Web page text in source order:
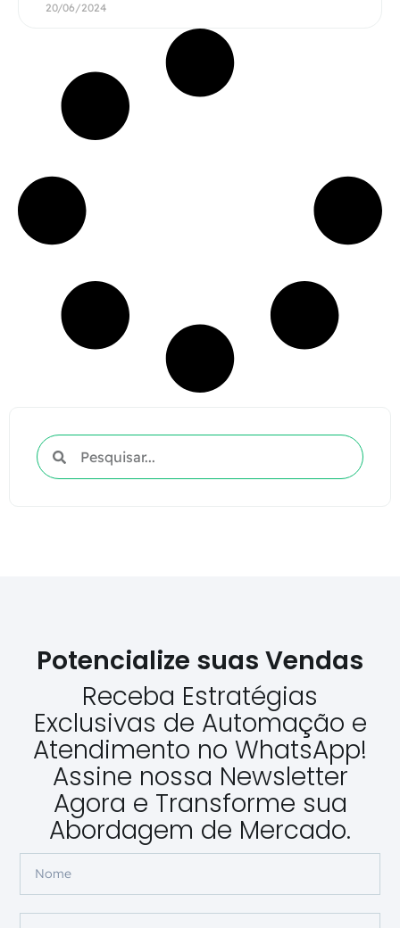
20/06/2024
Potencialize suas Vendas
Receba Estratégias
Exclusivas de Automação e
Atendimento no WhatsApp!
Assine nossa Newsletter
Agora e Transforme sua
Abordagem de Mercado.